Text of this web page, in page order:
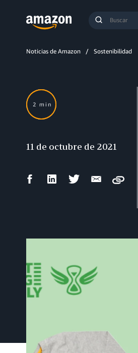
Enviar
Noticias de Amazon Sostenibilidad
2 min
11 de octubre de 2021
CompartirCompartirCompartirCompartir
electrónico
Copy